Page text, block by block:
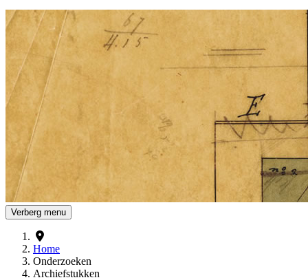
Drents Archief
Verberg menu
Home
Onderzoeken
Archiefstukken